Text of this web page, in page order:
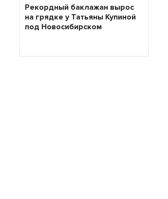
Рекордный баклажан вырос
на грядке у Татьяны Купиной
под Новосибирском